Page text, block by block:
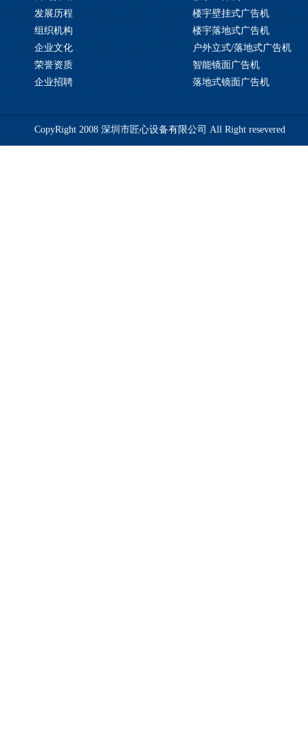
发展历程
组织机构
企业文化
荣誉资质
企业招聘
楼宇壁挂式广告机
楼宇落地式广告机
户外立式/落地式广告机
智能镜面广告机
落地式镜面广告机
CopyRight 2008 深圳市匠心设备有限公司 All Right resevered